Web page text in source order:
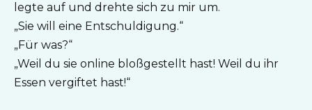
legte auf und drehte sich zu mir um.
„Sie will eine Entschuldigung.“
„Für was?“
„Weil du sie online bloßgestellt hast! Weil du ihr
Essen vergiftet hast!“